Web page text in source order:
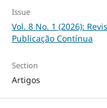
Issue
Vol. 8 No. 1 (2026):
Publicação Contínua
Section
Artigos